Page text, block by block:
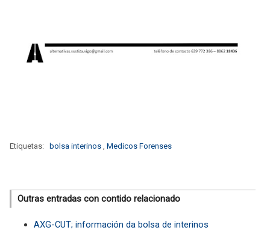
Etiquetas: bolsa interinos Medicos Forenses
Outras entradas con contido relacionado
AXG-CUT; información da bolsa de interinos